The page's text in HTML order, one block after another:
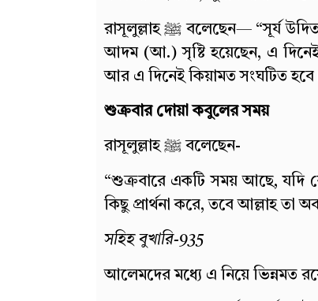
রাসূলুল্লাহ ﷺ বলেছেন— “সূর্য উদিত হয়েছে এমন দিনের মধ্যে সর্বোত্তম দিন হলো শুক্রবার। এ দিনেই
আদম (আ.) সৃষ্টি হয়েছেন, এ দিনেই
আর এ দিনেই কিয়ামত সংঘটিত
শুক্রবার দোয়া কবুলের সময়
রাসূলুল্লাহ ﷺ বলেছেন-
“শুক্রবারে একটি সময় আছে, যদি
কিছু প্রার্থনা করে, তবে আল্লাহ তা
সহিহ বুখারি-935
আলেমদের মধ্যে এ নিয়ে ভিন্নমত